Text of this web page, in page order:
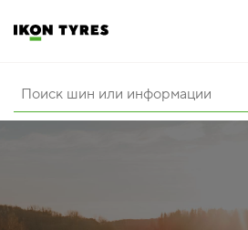
РАСШИРЕННАЯ ГАРАНТИЯ